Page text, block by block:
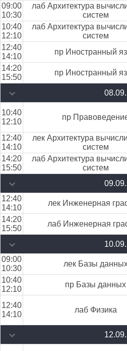
09:00
10:30
лаб Архитектура
систем
10:40
12:10
лаб Архитектура
систем
12:40
14:10
пр Иностранный
14:20
15:50
пр Иностранный
10:40
12:10
пр
12:40
14:10
лек Архитектура
систем
14:20
15:50
лаб Архитектура
систем
12:40
14:10
лек Инженерная
14:20
15:50
лаб Инженерная
09:00
10:30
лек Базы
10:40
12:10
пр Базы данных
12:40
14:10
лаб Физика